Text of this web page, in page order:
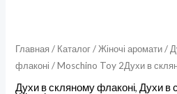
Главная / Каталог/Жіночі аромати/
флаконі / Moschino Toy 2Духи в
Духи в скляному флаконі,Духи в
мл